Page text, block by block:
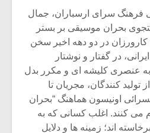
فرهنگ سرای ارسباران، جمال
بحران موسیقی بر بستر
در دو دهه اخیر سخن
در گفتار و نوشتار
عنصری کلیشه ای و مکرر بدل
کنندگان، مجریان تا
اونیسون هماهنگ “بحران
می کنند. اغلب کسانی که به
اند؛ زمینه ها و دلایل
موریس ژار